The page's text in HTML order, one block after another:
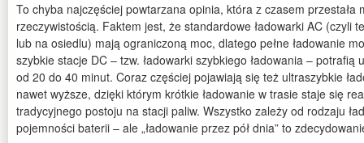
To chyba najczęściej powtarzana opinia, która z czasem przestała
rzeczywistością. Faktem jest, że standardowe ładowarki AC (czyli
lub na osiedlu) mają ograniczoną moc, dlatego pełne ładowanie
szybkie stacje DC – tzw. ładowarki szybkiego ładowania – potrafią
od 20 do 40 minut. Coraz częściej pojawiają się też ultraszybkie
nawet wyższe, dzięki którym krótkie ładowanie w trasie staje się
tradycyjnego postoju na stacji paliw. Wszystko zależy od rodzaju
pojemności baterii – ale „ładowanie przez pół dnia” to